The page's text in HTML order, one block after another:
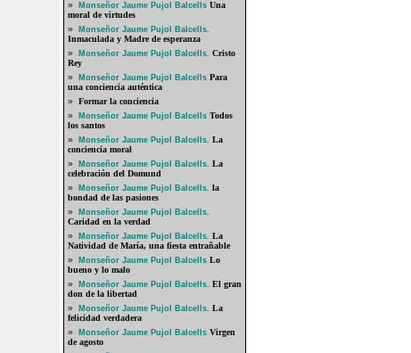
»
Monseñor Jaume Pujol Balcells Una
moral de virtudes
»
Monseñor Jaume Pujol Balcells.
Inmaculada y Madre de esperanza
»
Monseñor Jaume Pujol Balcells. Cristo
Rey
»
Monseñor Jaume Pujol Balcells Para
una conciencia auténtica
»
Formar la conciencia
»
Monseñor Jaume Pujol Balcells Todos
los santos
»
Monseñor Jaume Pujol Balcells. La
conciencia moral
»
Monseñor Jaume Pujol Balcells. La
celebración del Domund
»
Monseñor Jaume Pujol Balcells. la
bondad de las pasiones
»
Monseñor Jaume Pujol Balcells.
Caridad en la verdad
»
Monseñor Jaume Pujol Balcells. La
Natividad de María, una fiesta entrañable
»
Monseñor Jaume Pujol Balcells Lo
bueno y lo malo
»
Monseñor Jaume Pujol Balcells. El gran
don de la libertad
»
Monseñor Jaume Pujol Balcells. La
felicidad verdadera
»
Monseñor Jaume Pujol Balcells Virgen
de agosto